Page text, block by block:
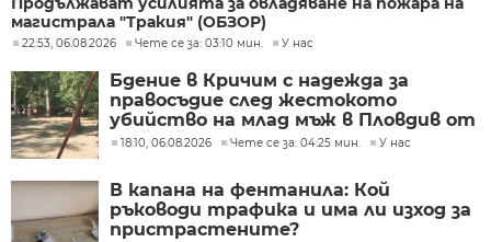
магистрала "Тракия" (ОБЗОР)
22:53, 06.08.2026 Чете се за: 03:10 мин. У нас
Бдение в Кричим с надежда за
правосъдие след жестокото
убийство на млад мъж в Пловдив от
тийнейджъри
18:10, 06.08.2026 Чете се за: 04:25 мин. У нас
В капана на фентанила: Кой
ръководи трафика и има ли изход за
пристрастените?